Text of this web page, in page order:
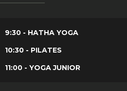
9:30 - HATHA YOGA
10:30 - PILATES
11:00 - YOGA JUNIOR